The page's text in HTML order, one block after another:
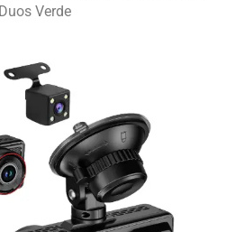
Duos Verde